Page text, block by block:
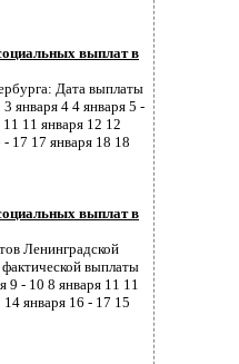
выплат в
Дата выплаты
января 4 4 января 5 -
11 января 12 12
17 17 января 18 18
выплат в
Ленинградской
выплаты
9 - 10 8 января 11 11
января 16 - 17 15